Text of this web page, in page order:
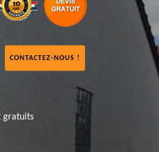
CONTACTEZ-NOUS !
gratuits